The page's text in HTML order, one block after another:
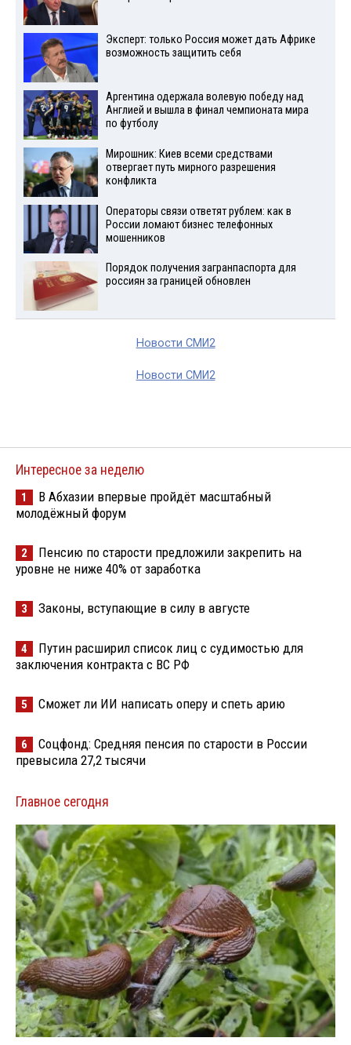
Эксперт: только Россия может дать Африке
возможность защитить себя
Аргентина одержала волевую победу над
Англией и вышла в финал чемпионата мира
по футболу
Мирошник: Киев всеми средствами
отвергает путь мирного разрешения
конфликта
Операторы связи ответят рублем: как в
России ломают бизнес телефонных
мошенников
Порядок получения загранпаспорта для
россиян за границей обновлен
Новости СМИ2
Новости СМИ2
Интересное за неделю
1
В Абхазии впервые пройдёт масштабный
молодёжный форум
2
Пенсию по старости предложили закрепить на
уровне не ниже 40% от заработка
3 Законы, вступающие в силу в августе
4
Путин расширил список лиц с судимостью для
заключения контракта с ВС РФ
5 Сможет ли ИИ написать оперу и спеть арию
6
Соцфонд: Средняя пенсия по старости в России
превысила 27,2 тысячи
Главное сегодня